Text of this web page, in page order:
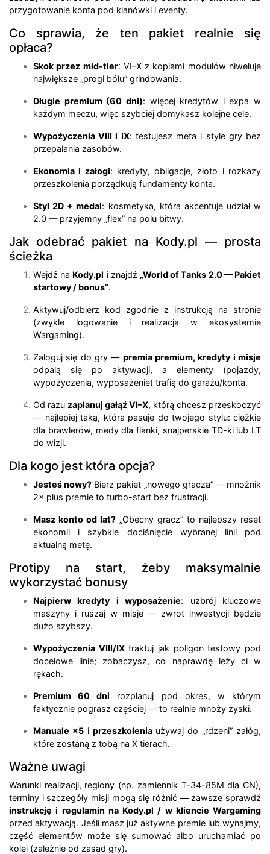
przygotowanie konta pod klanówki i eventy.
Co sprawia, że ten pakiet realnie się
opłaca?
Skok przez mid-tier: VI–X z kopiami modułów niweluje
największe „progi bólu” grindowania.
Długie premium (60 dni): więcej kredytów i expa w
każdym meczu, więc szybciej domykasz kolejne cele.
Wypożyczenia VIII i IX: testujesz meta i style gry bez
przepalania zasobów.
Ekonomia i załogi: kredyty, obligacje, złoto i rozkazy
przeszkolenia porządkują fundamenty konta.
Styl 2D + medal: kosmetyka, która akcentuje udział w
2.0 — przyjemny „flex” na polu bitwy.
Jak odebrać pakiet na Kody.pl — prosta
ścieżka
Wejdź na Kody.pl i znajdź „World of Tanks 2.0 — Pakiet
startowy / bonus”.
Aktywuj/odbierz kod zgodnie z instrukcją na stronie
(zwykle logowanie i realizacja w ekosystemie
Wargaming).
Zaloguj się do gry — premia premium, kredyty i misje
odpalą się po aktywacji, a elementy (pojazdy,
wypożyczenia, wyposażenie) trafią do garażu/konta.
Od razu zaplanuj gałąź VI–X, którą chcesz przeskoczyć
— najlepiej taką, która pasuje do twojego stylu: ciężkie
dla brawlerów, medy dla flanki, snajperskie TD-ki lub LT
do wizji.
Dla kogo jest która opcja?
Jesteś nowy? Bierz pakiet „nowego gracza” — mnożnik
2× plus premie to turbo-start bez frustracji.
Masz konto od lat? „Obecny gracz” to najlepszy reset
ekonomii i szybkie dociśnięcie wybranej linii pod
aktualną metę.
Protipy na start, żeby maksymalnie
wykorzystać bonusy
Najpierw kredyty i wyposażenie: uzbrój kluczowe
maszyny i ruszaj w misje — zwrot inwestycji będzie
dużo szybszy.
Wypożyczenia VIII/IXtraktuj jak poligon testowy pod
docelowe linie; zobaczysz, co naprawdę leży ci w
rękach.
Premium 60 dni rozplanuj pod okres, w którym
faktycznie pograsz częściej — to realnie mnoży zyski.
Manuale ×5i przeszkoleniaużywaj do „rdzeni” załóg,
które zostaną z tobą na X tierach.
Ważne uwagi
Warunki realizacji, regiony (np. zamiennik T-34-85M dla CN),
terminy i szczegóły misji mogą się różnić — zawsze sprawdź
instrukcję i regulamin na Kody.pl / w kliencie Wargaming
przed aktywacją. Jeśli masz już aktywne premie lub wynajmy,
część elementów może się sumować albo uruchamiać po
kolei (zależnie od zasad gry).